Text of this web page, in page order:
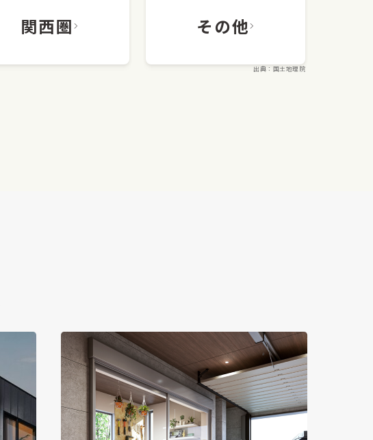
関西圏 その他
出典：国土地理院